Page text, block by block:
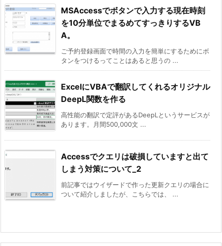
MSAccessでボタンで入力する現在時刻
を10分単位でまるめてすっきりするVB
A。
ご予約登録画面で時間の入力を簡単にするためにボ
タンをつけるってことはあると思うの ...
ExcelにVBAで翻訳してくれるオリジナル
DeepL関数を作る
高性能の翻訳で定評があるDeepLというサービスが
あります。月間500,000文 ...
Accessでクエリは破損していますと出て
しまう対策について_2
前記事ではウイザードで作った更新クエリの場合に
ついて紹介しましたが、こちらでは、 ...